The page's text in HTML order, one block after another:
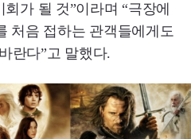
가 될 것”이라며 “극장에
처음 접하는 관객들에게도
란다”고 말했다.